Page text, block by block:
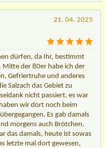
21. 04. 2025
dürfen, da Ihr, bestimmt
Mitte der 80er habe ich der
Gefriertruhe und anderes
Salzach das Gebiet zu
nicht passiert, es war
wir dort noch beim
Es gab damals
morgens auch Brötchen.
das damals, heute ist sowas
letzte mal dort gewesen,